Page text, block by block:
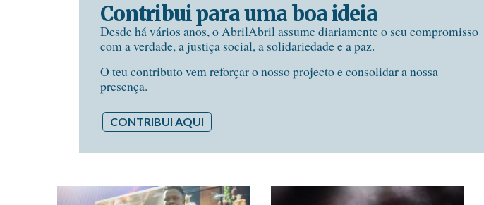
Contribui para uma boa ideia
Desde há vários anos, o AbrilAbril assume diariamente o seu compromisso
com a verdade, a justiça social, a solidariedade e a paz.
O teu contributo vem reforçar o nosso projecto e consolidar a nossa
presença.
CONTRIBUI AQUI